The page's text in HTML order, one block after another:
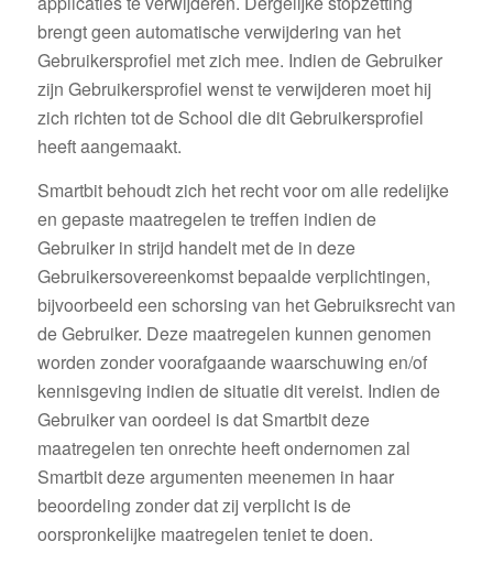
brengt geen automatische verwijdering van het
Gebruikersprofiel met zich mee. Indien de Gebruiker
zijn Gebruikersprofiel wenst te verwijderen moet hij
zich richten tot de School die dit Gebruikersprofiel
heeft aangemaakt.
Smartbit behoudt zich het recht voor om alle redelijke
en gepaste maatregelen te treffen indien de
Gebruiker in strijd handelt met de in deze
Gebruikersovereenkomst bepaalde verplichtingen,
bijvoorbeeld een schorsing van het Gebruiksrecht van
de Gebruiker. Deze maatregelen kunnen genomen
worden zonder voorafgaande waarschuwing en/of
kennisgeving indien de situatie dit vereist. Indien de
Gebruiker van oordeel is dat Smartbit deze
maatregelen ten onrechte heeft ondernomen zal
Smartbit deze argumenten meenemen in haar
beoordeling zonder dat zij verplicht is de
oorspronkelijke maatregelen teniet te doen.